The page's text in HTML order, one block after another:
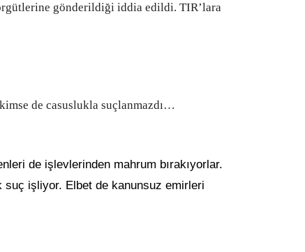
gönderildiği iddia edildi. TIR’lara
de casuslukla suçlanmazdı…
de işlevlerinden mahrum bırakıyorlar.
suç işliyor. Elbet de kanunsuz emirleri